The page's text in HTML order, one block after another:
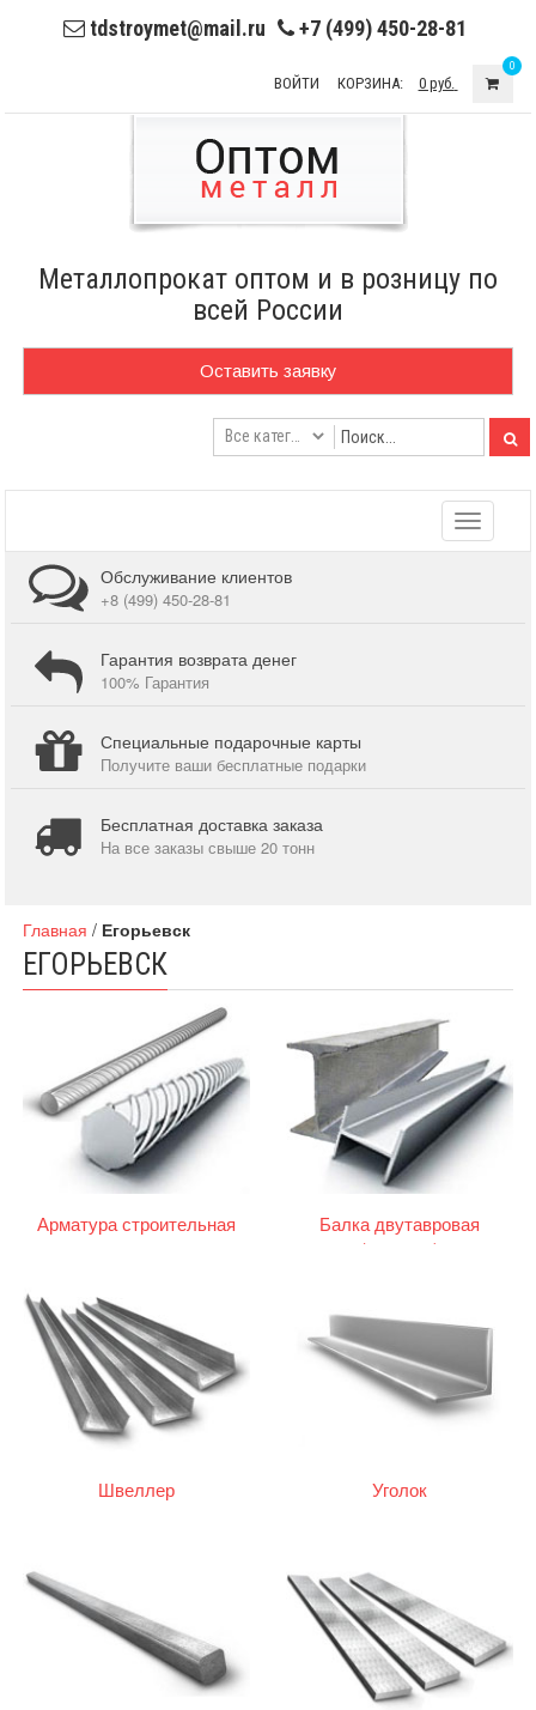
tdstroymet@mail.ru +7 (499) 450-28-81
ВОЙТИ КОРЗИНА: 0 руб.
0
Металлопрокат оптом и в розницу по
всей России
Оставить заявку
Toggle
Обслуживание клиентов
+8 (499) 450-28-81
Гарантия возврата денег
100% Гарантия
Специальные подарочные карты
Получите ваши бесплатные подарки
Бесплатная доставка заказа
На все заказы свыше 20 тонн
Главная / Егорьевск
ЕГОРЬЕВСК
Арматура строительная
Балка двутавровая
(двутавр)
Швеллер Уголок